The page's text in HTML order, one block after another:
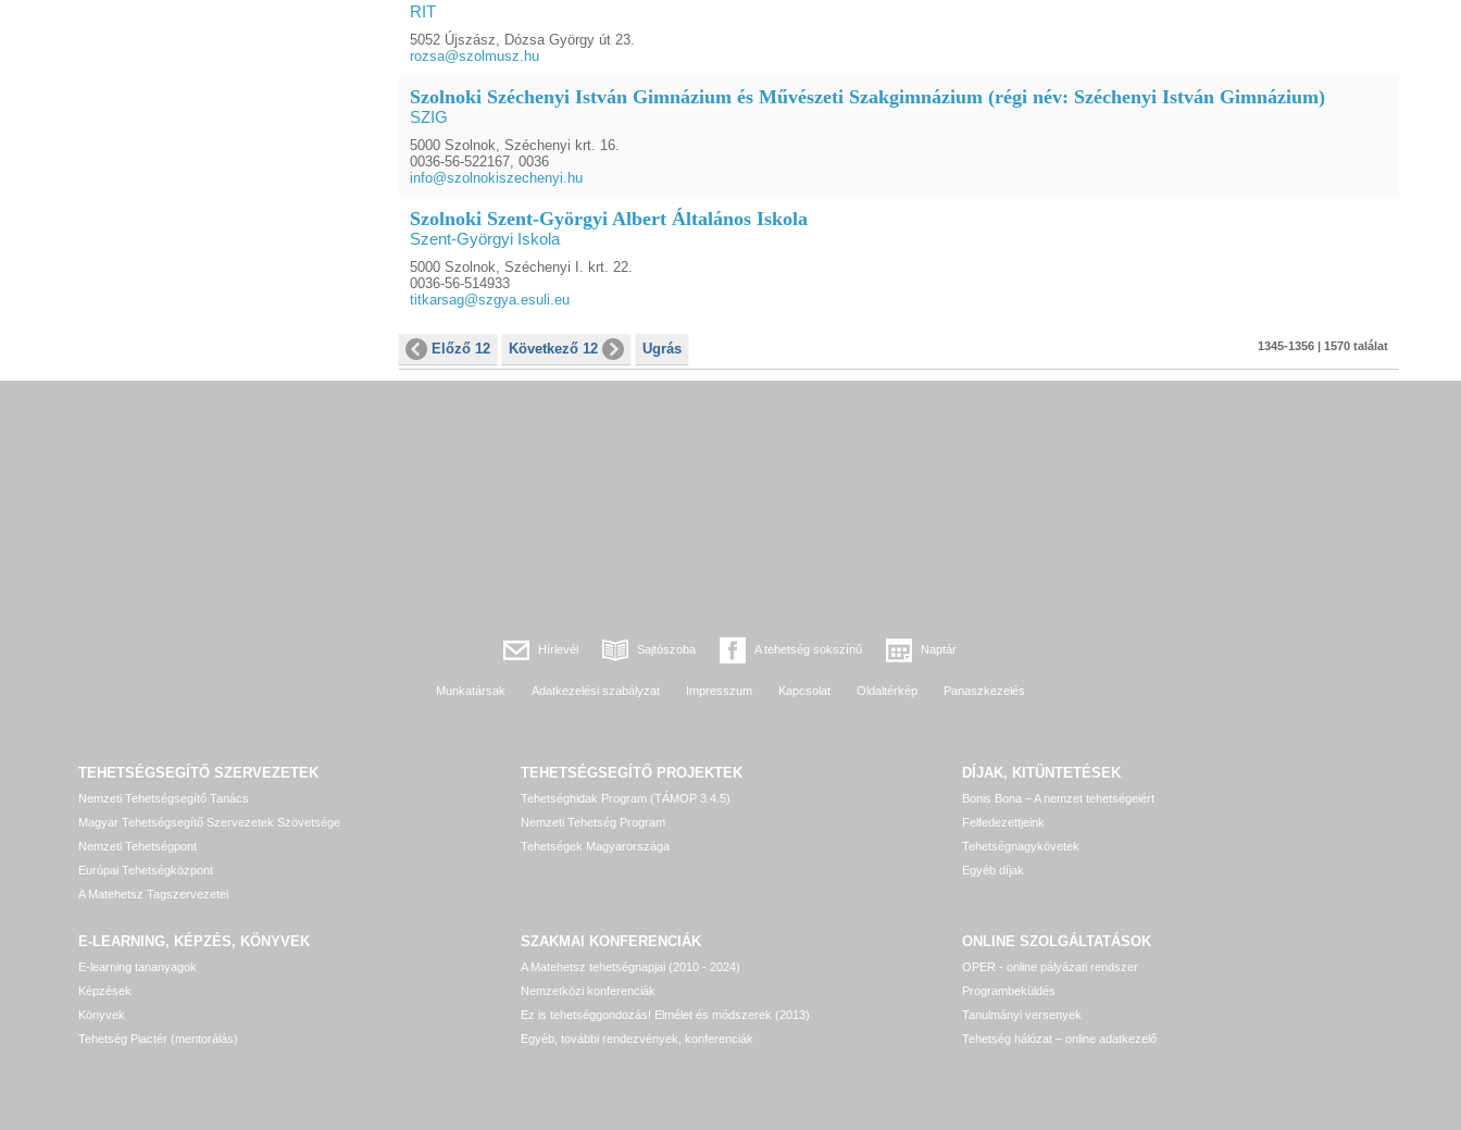
RIT
5052 Újszász, Dózsa György út 23.
rozsa@szolmusz.hu
Szolnoki Széchenyi István Gimnázium és Művészeti Szakgimnázium (régi név: Széchenyi István Gimnázium)
SZIG
5000 Szolnok, Széchenyi krt. 16.
0036-56-522167, 0036
info@szolnokiszechenyi.hu
Szolnoki Szent-Györgyi Albert Általános Iskola
Szent-Györgyi Iskola
5000 Szolnok, Széchenyi I. krt. 22.
0036-56-514933
titkarsag@szgya.esuli.eu
Előző 12 Következő 12 Ugrás 1345-1356 | 1570 találat
Hírlevél Sajtószoba A tehetség sokszínű Naptár
Munkatársak Adatkezelési szabályzat Impresszum Kapcsolat Oldaltérkép Panaszkezelés
TEHETSÉGSEGÍTŐ SZERVEZETEK
Nemzeti Tehetségsegítő Tanács
Magyar Tehetségsegítő Szervezetek Szövetsége
Nemzeti Tehetségpont
Európai Tehetségközpont
A Matehetsz Tagszervezetei
TEHETSÉGSEGÍTŐ PROJEKTEK
Tehetséghidak Program (TÁMOP 3.4.5)
Nemzeti Tehetség Program
Tehetségek Magyarországa
DÍJAK, KITÜNTETÉSEK
Bonis Bona – A nemzet tehetségeiért
Felfedezettjeink
Tehetségnagykövetek
Egyéb díjak
E-LEARNING, KÉPZÉS, KÖNYVEK
E-learning tananyagok
Képzések
Könyvek
Tehetség Piactér (mentorálás)
SZAKMAI KONFERENCIÁK
A Matehetsz tehetségnapjai (2010 - 2024)
Nemzetközi konferenciák
Ez is tehetséggondozás! Elmélet és módszerek (2013)
Egyéb, további rendezvények, konferenciák
ONLINE SZOLGÁLTATÁSOK
OPER - online pályázati rendszer
Programbeküldés
Tanulmányi versenyek
Tehetség hálózat – online adatkezelő